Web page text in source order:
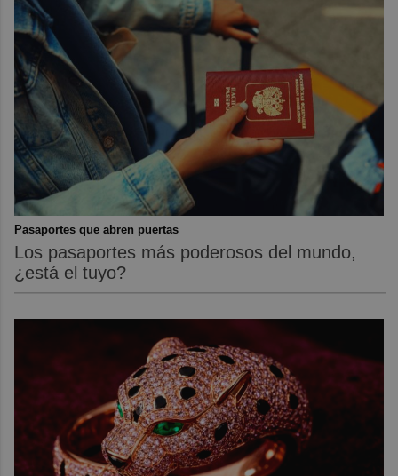
Pasaportes que abren puertas
Los pasaportes más poderosos del mundo,
¿está el tuyo?